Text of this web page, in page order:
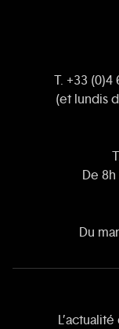
T. +33 (0)4
(et lundis
De
Du